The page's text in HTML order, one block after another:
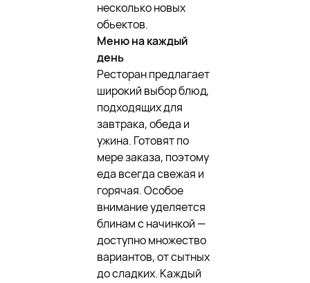
несколько новых
обьектов.
Меню на каждый
день
Ресторан предлагает
широкий выбор блюд,
подходящих для
завтрака, обеда и
ужина. Готовят по
мере заказа, поэтому
еда всегда свежая и
горячая. Особое
внимание уделяется
блинам с начинкой —
доступно множество
вариантов, от сытных
до сладких. Каждый